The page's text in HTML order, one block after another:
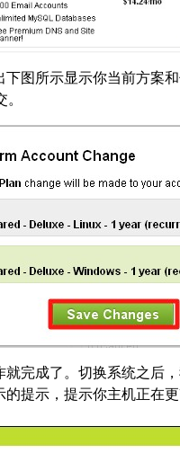
下图所示显示你当前方案
就完成了。切换系统之后
提示，提示你主机正在更